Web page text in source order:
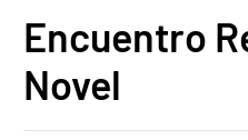
Encuentro
Novel